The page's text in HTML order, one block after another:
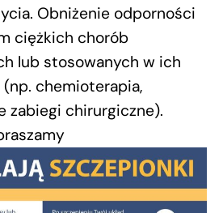
Obniżenie odporności
ciężkich chorób
lub stosowanych w ich
chemioterapia,
zabiegi chirurgiczne).